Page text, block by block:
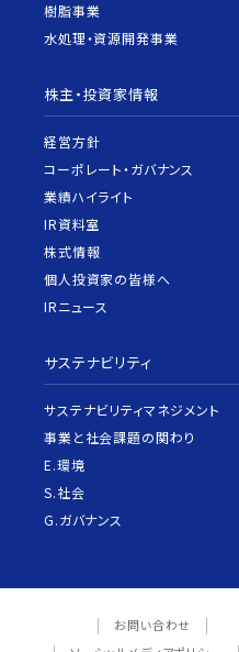
樹脂事業
水処理・資源開発事業
株主・投資家情報
経営方針
コーポレート・ガバナンス
業績ハイライト
IR資料室
株式情報
個人投資家の皆様へ
IRニュース
サステナビリティ
サステナビリティマネジメント
事業と社会課題の関わり
E.環境
S.社会
G.ガバナンス
お問い合わせ